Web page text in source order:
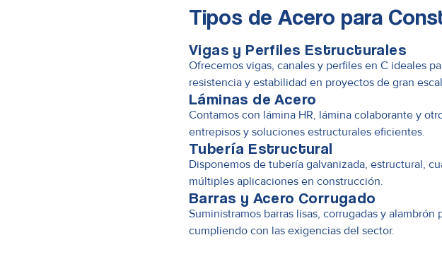
Tipos de Acero para
Vigas y Perfiles Estructurales
Ofrecemos vigas, canales y perfiles en C ideales
resistencia y estabilidad en proyectos de gran
Láminas de Acero
Contamos con lámina HR, lámina colaborante y
entrepisos y soluciones estructurales eficientes.
Tubería Estructural
Disponemos de tubería galvanizada, estructural,
múltiples aplicaciones en construcción.
Barras y Acero Corrugado
Suministramos barras lisas, corrugadas y
cumpliendo con las exigencias del sector.